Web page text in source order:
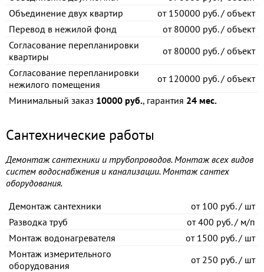
Объединение двух квартир
от150000 руб. / объект
Перевод в нежилой фонд
от80000 руб. / объект
Согласование перепланировки
квартиры
от80000 руб. / объект
Согласование перепланировки
нежилого помещения
от120000 руб. / объект
Минимальный заказ 10000 руб., гарантия 24 мес.
Сантехнические работы
Демонтаж сантехники и трубопроводов. Монтаж всех видов
систем водоснабжения и канализации. Монтаж сантех
оборудования.
Демонтаж сантехники
от100 руб. / шт
Разводка труб
от400 руб. / м/п
Монтаж водонагревателя
от1500 руб. / шт
Монтаж измерительного
оборудования
от250 руб. / шт